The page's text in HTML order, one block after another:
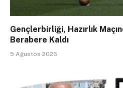
Gençlerbirliği, Hazırlık
Berabere Kaldı
5 Ağustos 2026